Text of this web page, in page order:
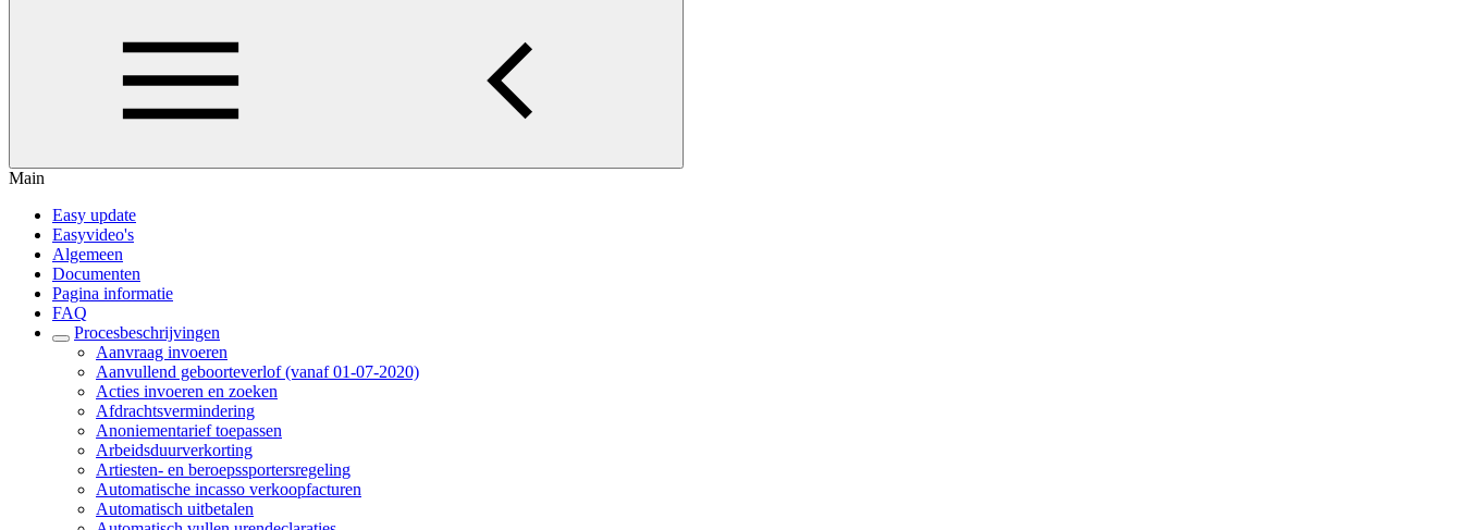
Main
Easy update
Easyvideo's
Algemeen
Documenten
Pagina informatie
FAQ
Procesbeschrijvingen
Aanvraag invoeren
Aanvullend geboorteverlof (vanaf 01-07-2020)
Acties invoeren en zoeken
Afdrachtsvermindering
Anoniementarief toepassen
Arbeidsduurverkorting
Artiesten- en beroepssportersregeling
Automatische incasso verkoopfacturen
Automatisch uitbetalen